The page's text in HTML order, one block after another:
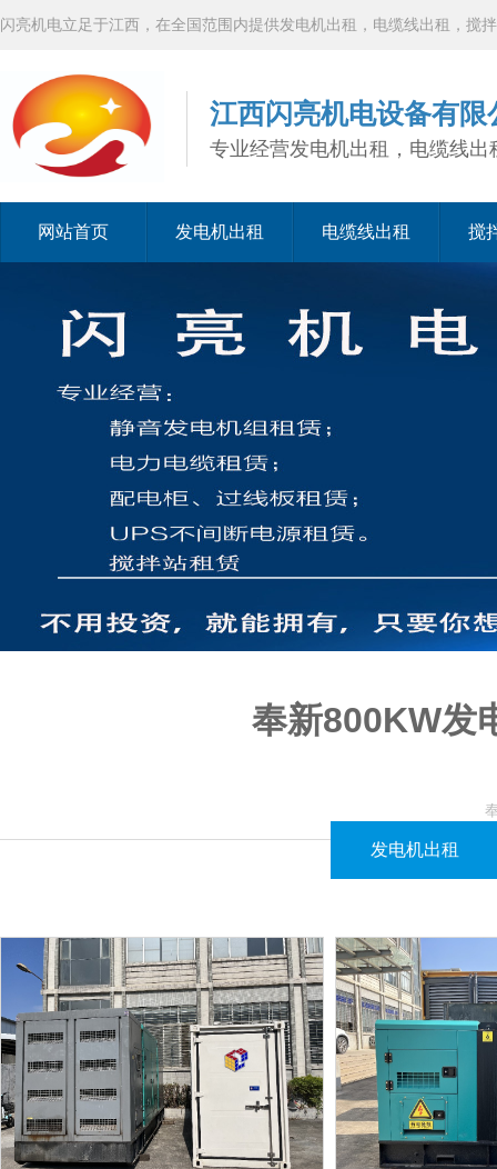
闪亮机电立足于江西，在全国范围内提供发电机出租，电缆线出租，搅
江西闪亮机电设备有限
专业经营发电机出租，电缆线
网站首页 发电机出租 电缆线出租 搅
奉新800KW发
江西闪亮机电设备有限公司提供奉新地区800KW发电机的租赁服务，
针对仓库的用电
发电机出租